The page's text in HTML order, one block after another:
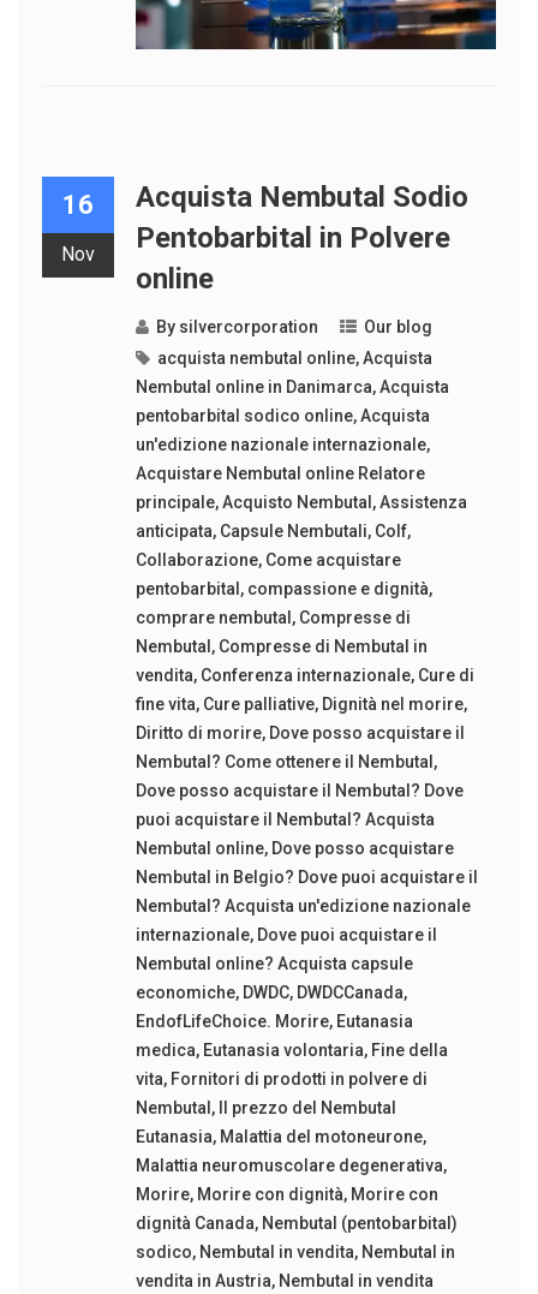
16
Nov
Acquista Nembutal Sodio
Pentobarbital in Polvere
online
By silvercorporation
Our blog
acquista nembutal online,Acquista
Nembutal online in Danimarca,Acquista
pentobarbital sodico online,Acquista
un'edizione nazionale internazionale,
Acquistare Nembutal online Relatore
principale,Acquisto Nembutal,Assistenza
anticipata, Capsule Nembutali, Colf,
Collaborazione, Come acquistare
pentobarbital, compassione e dignità,
comprare nembutal, Compresse di
Nembutal, Compresse di Nembutal in
vendita, Conferenza internazionale, Cure di
fine vita, Cure palliative, Dignità nel morire,
Diritto di morire, Dove posso acquistare il
Nembutal? Come ottenere il Nembutal,
Dove posso acquistare il Nembutal? Dove
puoi acquistare il Nembutal? Acquista
Nembutal online, Dove posso acquistare
Nembutal in Belgio? Dove puoi acquistare il
Nembutal? Acquista un'edizione nazionale
internazionale, Dove puoi acquistare il
Nembutal online? Acquista capsule
economiche, DWDC, DWDCCanada,
EndofLifeChoice. Morire, Eutanasia
medica, Eutanasia volontaria, Fine della
vita, Fornitori di prodotti in polvere di
Nembutal, Il prezzo del Nembutal
Eutanasia, Malattia del motoneurone,
Malattia neuromuscolare degenerativa,
Morire, Morire con dignità, Morire con
dignità Canada, Nembutal (pentobarbital)
sodico, Nembutal in vendita, Nembutal in
vendita in Austria, Nembutal in vendita